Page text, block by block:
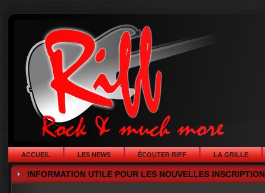
ACCUEIL LES NEWS ÉCOUTER RIFF LA GRILLE
INFORMATION UTILE POUR LES NOUVELLES